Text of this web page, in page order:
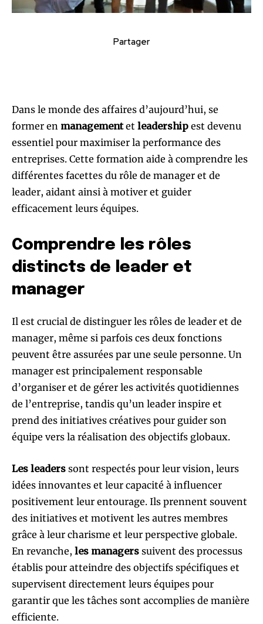
Partager
Dans le monde des affaires d’aujourd’hui, se
former en managementet leadership est devenu
essentiel pour maximiser la performance des
entreprises. Cette formation aide à comprendre les
différentes facettes du rôle de manager et de
leader, aidant ainsi à motiver et guider
efficacement leurs équipes.
Comprendre les rôles
distincts de leader et
manager
Il est crucial de distinguer les rôles de leader et de
manager, même si parfois ces deux fonctions
peuvent être assurées par une seule personne. Un
manager est principalement responsable
d’organiser et de gérer les activités quotidiennes
de l’entreprise, tandis qu’un leader inspire et
prend des initiatives créatives pour guider son
équipe vers la réalisation des objectifs globaux.
Les leaders sont respectés pour leur vision, leurs
idées innovantes et leur capacité à influencer
positivement leur entourage. Ils prennent souvent
des initiatives et motivent les autres membres
grâce à leur charisme et leur perspective globale.
En revanche, les managers suivent des processus
établis pour atteindre des objectifs spécifiques et
supervisent directement leurs équipes pour
garantir que les tâches sont accomplies de manière
efficiente.